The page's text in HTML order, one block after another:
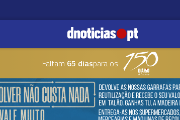
Faltam 65 diaspara os